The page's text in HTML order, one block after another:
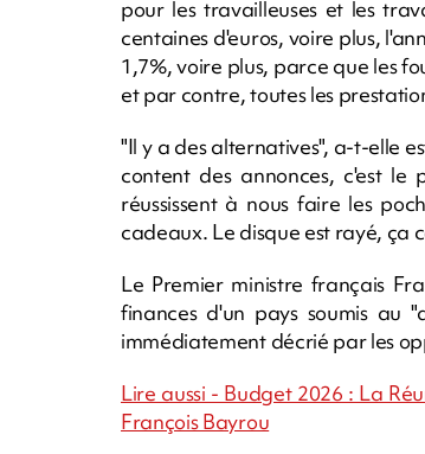
pour les travailleuses et les
centaines d'euros, voire plus,
1,7%, voire plus, parce que les
et par contre, toutes les
"Il y a des alternatives", a-t-elle
content des annonces, c'est
réussissent à nous faire les
cadeaux. Le disque est rayé, ça
Le Premier ministre français
finances d'un pays soumis au
immédiatement décrié par les
Lire aussi - Budget 2026 : La
François Bayrou